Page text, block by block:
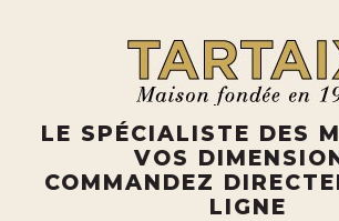
LE SPÉCIALISTE DES
VOS
COMMANDEZ
LIGNE